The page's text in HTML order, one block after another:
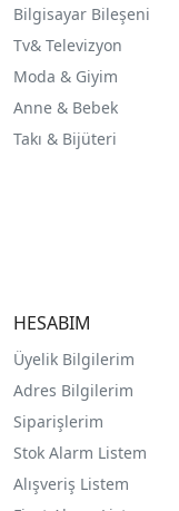
Bilgisayar Bileşeni
Tv& Televizyon
Moda & Giyim
Anne & Bebek
Takı & Bijüteri
HESABIM
Üyelik Bilgilerim
Adres Bilgilerim
Siparişlerim
Stok Alarm Listem
Alışveriş Listem